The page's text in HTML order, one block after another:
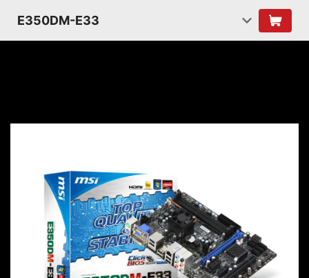
E350DM-E33